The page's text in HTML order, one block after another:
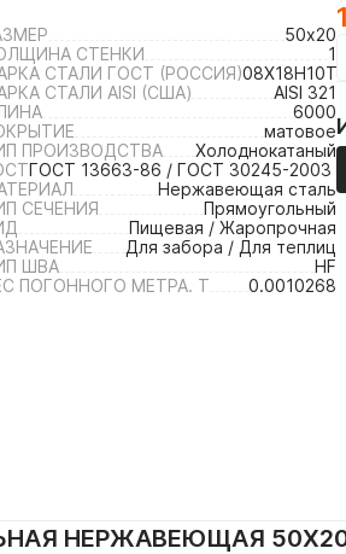
50х20
СТЕНКИ
1
СТАЛИ ГОСТ (РОССИЯ)08Х18Н10Т
СТАЛИ AISI (США)
AISI 321
6000
матовое
ПРОИЗВОДСТВА
Холоднокатаный
ГОСТ 13663-86 / ГОСТ 30245-2003
Нержавеющая сталь
СЕЧЕНИЯ
Прямоугольный
Пищевая / Жаропрочная
Для забора / Для теплиц
ШВА
HF
ПОГОННОГО МЕТРА. Т
0.0010268
НЕРЖАВЕЮЩАЯ